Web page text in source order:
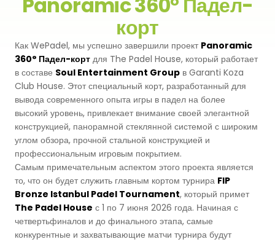
Легкоатлетические Дорожки
Падельные Корты
Падельн Клубы
Падбол Корты
Корт для Пиклбола
Теннисные Корты
Сквош Корты
Monoturf
PowerGrass
DuoGrass
Без Заполнителя
Падел Турф
Теннисная Трава
Гольфовая Трава
Система Напылительного Покрытия
Полное ПУ покрытие
ПУ Покрытие
Спортивный Паркет
Спортивный ПВХ
Акриловое Покрытие
Модульное Резиновое Покрытие
Дренированный Шокпад
ПЭ Шокпад
Кварцевый Песок
Panoramic 360° Падел-
корт
Как WePadel, мы успешно завершили проект Panoramic
360° Падел-корт для The Padel House, который работает
в составе Soul Entertainment Group в Garanti Koza
Club House. Этот специальный корт, разработанный для
вывода современного опыта игры в падел на более
высокий уровень, привлекает внимание своей элегантной
конструкцией, панорамной стеклянной системой с широким
углом обзора, прочной стальной конструкцией и
профессиональным игровым покрытием.
Самым примечательным аспектом этого проекта является
то, что он будет служить главным кортом турнира FIP
Bronze Istanbul Padel Tournament, который примет
The Padel House с 1 по 7 июня 2026 года. Начиная с
четвертьфиналов и до финального этапа, самые
конкурентные и захватывающие матчи турнира будут